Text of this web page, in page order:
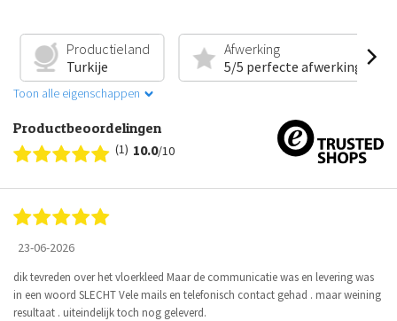
Productieland
Turkije
Afwerking
5/5 perfecte afwerking
Toon alle eigenschappen
Productbeoordelingen
(1) 10.0/10
23-06-2026
dik tevreden over het vloerkleed Maar de communicatie was en levering was
in een woord SLECHT Vele mails en telefonisch contact gehad . maar weining
resultaat . uiteindelijk toch nog geleverd.